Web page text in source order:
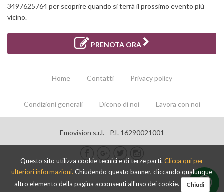
3497625764 per scoprire quando si terrà il prossimo evento più
vicino.
PRENOTA ORA
Home Contatti Privacy policy
Condizioni generali Dicono di noi Lavora con noi
Emovision s.r.l. - P.I. 16290021001
Questo sito utilizza cookie tecnici e di terze parti. Clicca qui per
ulteriori informazioni. Chiudendo questo banner, cliccando qualunque
altro elemento della pagina acconsenti all'uso dei cookie.
Chiudi